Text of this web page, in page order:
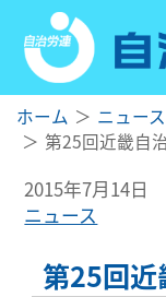
ホーム
ニュース
第25回近畿自
2015年7月14日
ニュース
第25回近